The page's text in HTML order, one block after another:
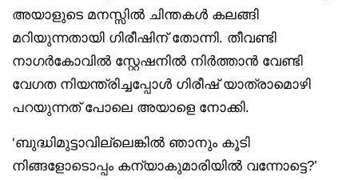
അയാളുടെ മനസ്സിൽ ചിന്തകൾ കലങ്ങി
മറിയുന്നതായി ഗിരീഷിന് തോന്നി. തീവണ്ടി
നാഗർകോവിൽ സ്റ്റേഷനിൽ നിർത്താൻ വേണ്ടി
വേഗത നിയന്ത്രിച്ചപ്പോൾ ഗിരീഷ് യാത്രാമൊഴി
പറയുന്നത് പോലെ അയാളെ നോക്കി.
‘ബുദ്ധിമുട്ടാവില്ലെങ്കിൽ ഞാനും കൂടി
നിങ്ങളോടൊപ്പം കന്യാകുമാരിയിൽ വന്നോട്ടെ?’